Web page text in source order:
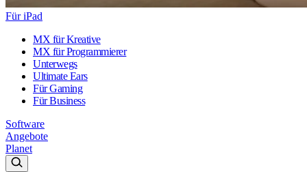
Für iPad
MX für Kreative
MX für Programmierer
Unterwegs
Ultimate Ears
Für Gaming
Für Business
Software
Angebote
Planet